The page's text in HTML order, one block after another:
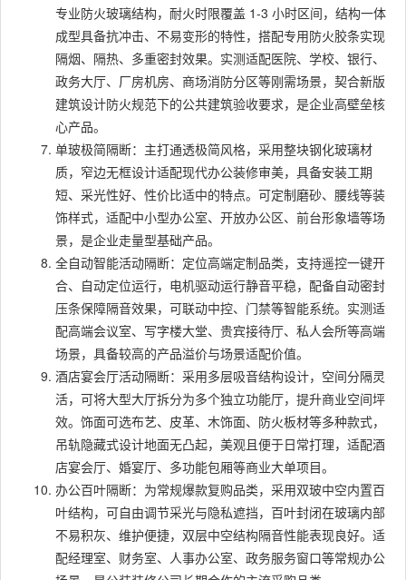
专业防火玻璃结构，耐火时限覆盖 1-3 小时区间，结构一体
成型具备抗冲击、不易变形的特性，搭配专用防火胶条实现
隔烟、隔热、多重密封效果。实测适配医院、学校、银行、
政务大厅、厂房机房、商场消防分区等刚需场景，契合新版
建筑设计防火规范下的公共建筑验收要求，是企业高壁垒核
心产品。
单玻极简隔断：主打通透极简风格，采用整块钢化玻璃材
质，窄边无框设计适配现代办公装修审美，具备安装工期
短、采光性好、性价比适中的特点。可定制磨砂、腰线等装
饰样式，适配中小型办公室、开放办公区、前台形象墙等场
景，是企业走量型基础产品。
全自动智能活动隔断：定位高端定制品类，支持遥控一键开
合、自动定位运行，电机驱动运行静音平稳，配备自动密封
压条保障隔音效果，可联动中控、门禁等智能系统。实测适
配高端会议室、写字楼大堂、贵宾接待厅、私人会所等高端
场景，具备较高的产品溢价与场景适配价值。
酒店宴会厅活动隔断：采用多层吸音结构设计，空间分隔灵
活，可将大型大厅拆分为多个独立功能厅，提升商业空间坪
效。饰面可选布艺、皮革、木饰面、防火板材等多种款式，
吊轨隐藏式设计地面无凸起，美观且便于日常打理，适配酒
店宴会厅、婚宴厅、多功能包厢等商业大单项目。
办公百叶隔断：为常规爆款复购品类，采用双玻中空内置百
叶结构，可自由调节采光与隐私遮挡，百叶封闭在玻璃内部
不易积灰、维护便捷，双层中空结构隔音性能表现良好。适
配经理室、财务室、人事办公室、政务服务窗口等常规办公